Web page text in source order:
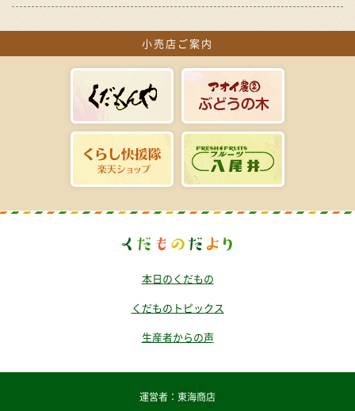
小売店ご案内
本日のくだもの
くだものトピックス
生産者からの声
運営者：東海商店